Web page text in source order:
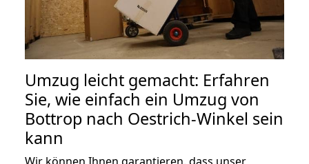
Umzug leicht gemacht: Erfahren
Sie, wie einfach ein Umzug von
Bottrop nach Oestrich-Winkel sein
kann
Wir können Ihnen garantieren, dass unser